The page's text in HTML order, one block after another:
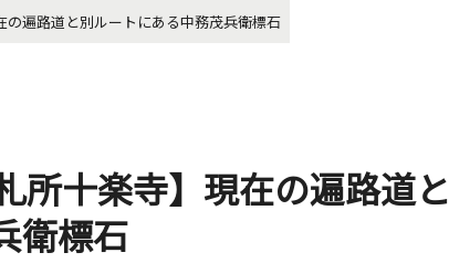
遍路道と別ルートにある中務茂兵衛標石
所十楽寺】現在の遍路道と
衛標石